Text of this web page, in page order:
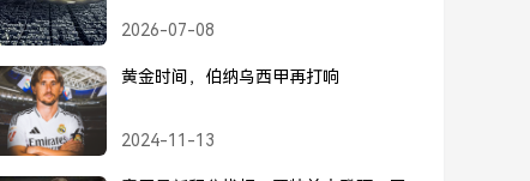
场挑战
2026-07-08
黄金时间，伯纳乌西甲再打响
2024-11-13